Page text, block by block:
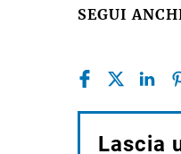
SEGUI
Lascia